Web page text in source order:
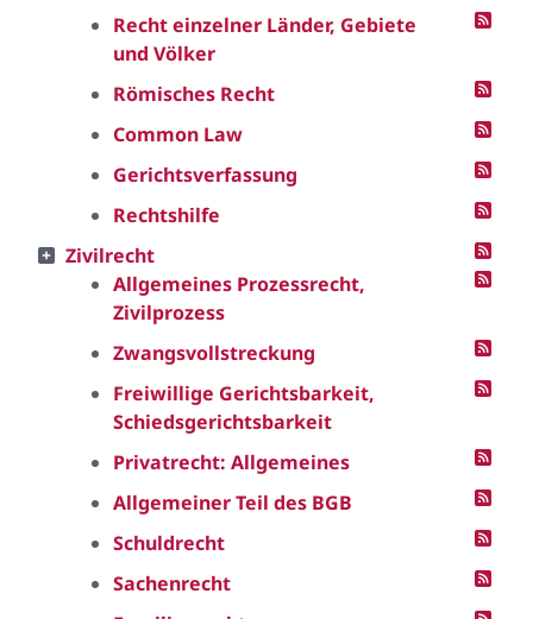
Recht einzelner Länder, Gebiete
und Völker
Römisches Recht
Common Law
Gerichtsverfassung
Rechtshilfe
Zivilrecht
Allgemeines Prozessrecht,
Zivilprozess
Zwangsvollstreckung
Freiwillige Gerichtsbarkeit,
Schiedsgerichtsbarkeit
Privatrecht: Allgemeines
Allgemeiner Teil des BGB
Schuldrecht
Sachenrecht